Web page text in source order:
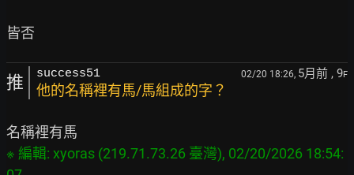
推 success51 02/20 18:26, 5月前 , 9F
他的名稱裡有馬/馬組成的字？
※ 編輯: xyoras (219.71.73.26 臺灣), 02/20/2026 18:54: